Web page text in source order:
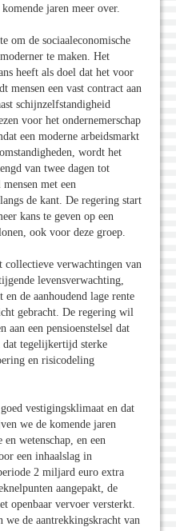
jaren meer over.
om de sociaaleconomische
te maken. Het
heeft als doel dat het voor
mensen een vast contract aan
schijnzelfstandigheid
voor het ondernemerschap
een moderne arbeidsmarkt
wordt het
van twee dagen tot
met een
de kant. De regering start
kans te geven op een
ook voor deze groep.
collectieve verwachtingen van
levensverwachting,
de aanhoudend lage rente
gebracht. De regering wil
aan een pensioenstelsel dat
dat tegelijkertijd sterke
en risicodeling
vestigingsklimaat en dat
we de komende jaren
wetenschap, en een
een inhaalslag in
2 miljard euro extra
aangepakt, de
openbaar vervoer versterkt.
we de aantrekkingskracht van